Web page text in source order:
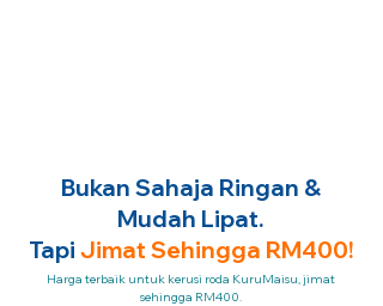
Bukan Sahaja Ringan &
Mudah Lipat.
Tapi Jimat Sehingga RM400!
Harga terbaik untuk kerusi roda KuruMaisu, jimat
sehingga RM400.